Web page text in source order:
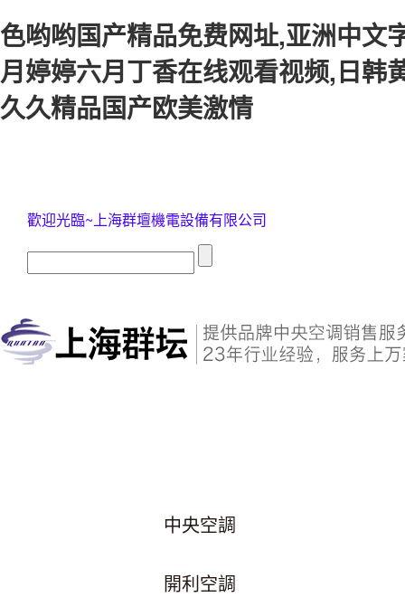
色哟哟国产精品免费网址,亚洲中文
月婷婷六月丁香在线观看视频,日韩
久久精品国产欧美激情
歡迎光臨~上海群壇機電設備有限公司
中央空調
開利空調